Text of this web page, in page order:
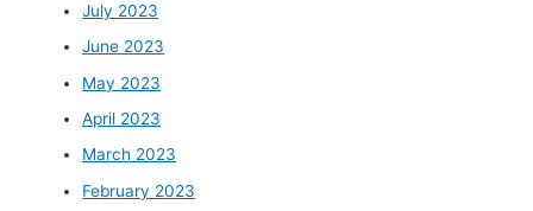
July 2023
June 2023
May 2023
April 2023
March 2023
February 2023